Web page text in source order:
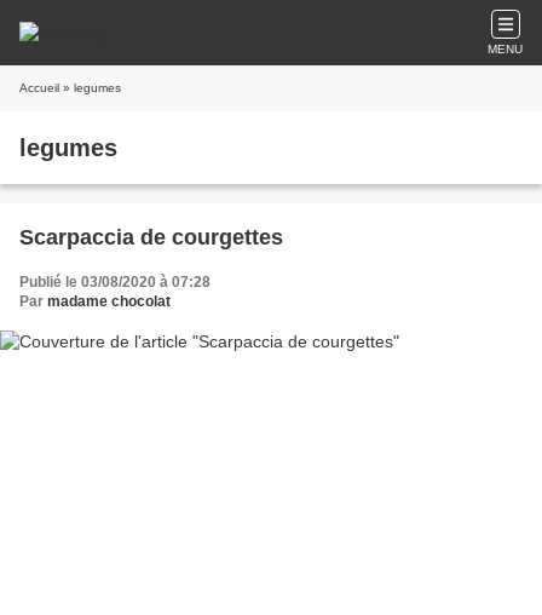
MENU
Accueil » legumes
legumes
Scarpaccia de courgettes
Publié le 03/08/2020 à 07:28
Par madame chocolat